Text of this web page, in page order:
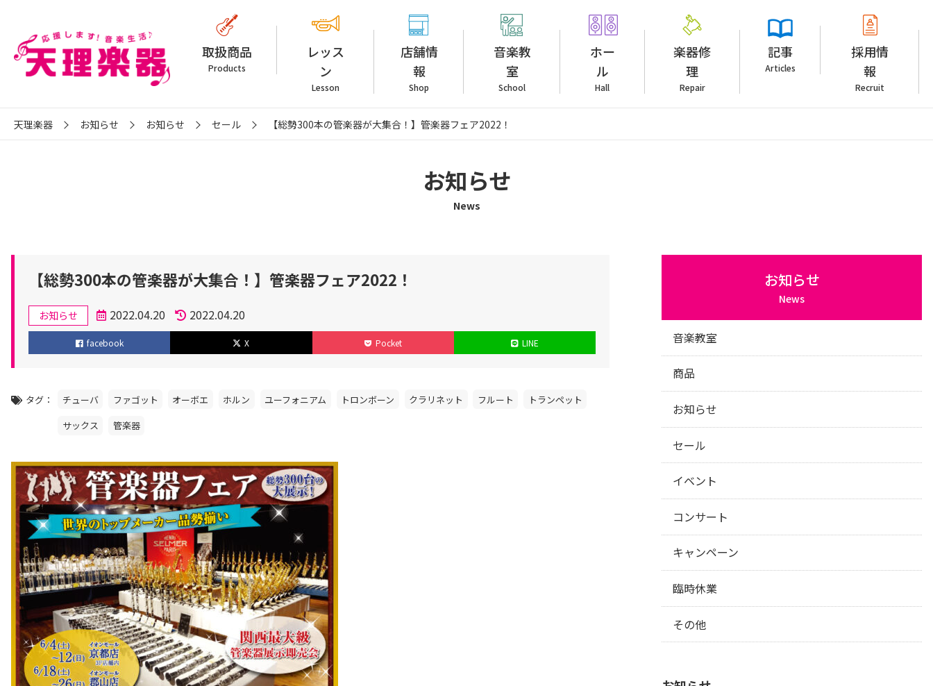
取扱商品
Products
レッス
ン
Lesson
店舗情
報
Shop
音楽教
室
School
ホー
ル
Hall
楽器修
理
Repair
記事
Articles
採用情
報
Recruit
天理楽器 お知らせ お知らせ セール 【総勢300本の管楽器が大集合！】管楽器フェア2022！
お知らせ
News
【総勢300本の管楽器が大集合！】管楽器フェア2022！
テ
ゴ
ー
お知らせ
投
稿
2022.04.20
更
新
2022.04.20
facebook X Pocket LINE
タグ チューバ ファゴット オーボエ ホルン ユーフォニアム トロンボーン クラリネット フルート
トランペット
サックス
管楽器
お知らせ
News
音楽教室
商品
お知らせ
セール
イベント
コンサート
キャンペーン
臨時休業
その他